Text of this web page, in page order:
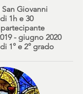
Giovanni
1h e 30
- giugno 2020
1° e 2° grado